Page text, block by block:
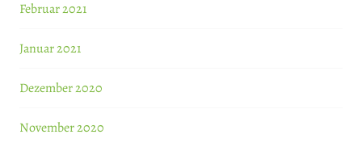
Februar 2021
Januar 2021
Dezember 2020
November 2020